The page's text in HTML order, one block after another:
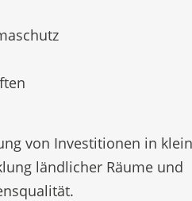
von Investitionen in
ländlicher Räume und